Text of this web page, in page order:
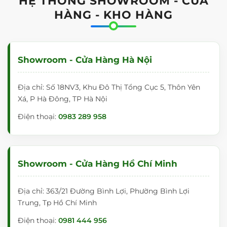
ƯU ĐIỂM VƯỢT TRỘI CỦA BẢNG
THÔNG BÁO NGOÀI TRỜI
Kết cấu của bảng thì chắc chắn nên rất an toàn
Thiết kế sang trọng, thẩm mỹ tăng tính mỹ quan
cho không gian khuôn viên văn phòng, nhà máy,
trường học các trung tâm giáo dục,…
Có hộp kính bảo vệ tránh sự xâm hại của thời tiết.
TRỜI
thông báo
Mặt sau là tấm panel nhựa dày 15mm chống ẩm,
chống cong vênh tuyệt đối. Ưu điểm vượt trội là
nhẹ, sạch thân thiện môi trường.
cao.
HÀNG - KHO HÀNG
Showroom - Cửa Hàng Hà Nội
Địa chỉ: Số 18NV3, Khu Đô Thị Tổng Cục 5, Thôn Yên
Xá, P Hà Đông, TP Hà Nội
Điện thoại: 0983 289 958
Showroom - Cửa Hàng Hồ Chí Minh
Địa chỉ: 363/21 Đường Bình Lợi, Phường Bình Lợi
Trung, Tp Hồ Chí Minh
Điện thoại: 0981 444 956